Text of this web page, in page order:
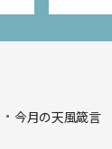
今月の天風箴言